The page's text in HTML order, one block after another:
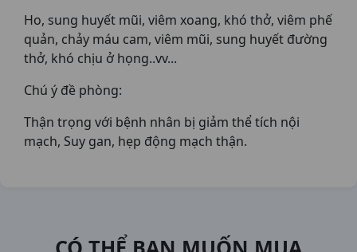
Ho, sung huyết mũi, viêm xoang, khó thở, viêm phế
quản, chảy máu cam, viêm mũi, sung huyết đường
thở, khó chịu ở họng..vv...
Chú ý đề phòng:
Thận trọng với bệnh nhân bị giảm thể tích nội
mạch, Suy gan, hẹp động mạch thận.